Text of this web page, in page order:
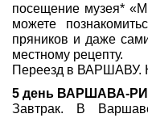
посещение музея*
можете
пряников и даже
местному рецепту.
Переезд в ВАРШАВУ.
5 день ВАРШАВА-
Завтрак. В